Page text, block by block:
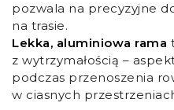
pozwala na precyzyjne
na trasie.
Lekka, aluminiowa rama
z wytrzymałością –
podczas przenoszenia
w ciasnych